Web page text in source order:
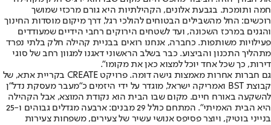
חמה ותומכת. בגבעת אלונים, הקהילתיות היא גורם מרכזי שמושך
רוכשים: החל מהשבילים הבטוחים להולכי רגל, דרך מיקום מוסדות החינוך
והגנים במרכז השכונה, ועד לשטחים הירוקים רחבי הידיים שמעודדים
פעילויות משותפות. כחברה, אנחנו רואים בבניית קהילה חלק בלתי נפרד
מתהליך התכנון והביצוע. כבר בשלב הראשוני דאגנו למגוון רחב של סוגי
דירות, כך שכל אחד יוכל למצוא כאן את מקומו".
גם חברות אחרות מאמצות גישה דומה. פרויקט CREATE בקריית אתא, של
קבוצת BST ואמריקה ישראל, מוגדר על ידי היזמים כ"מעבר מעסקת נדל"ן
להשקעה באורח חיים. מקום שבו הבית הוא נקודת המוצא, אבל הקהילה
היא הבית האמיתי". המתחם כולל 29 מבנים: ארבעה מגדלים גבוהים ו-25
בנייני בוטיק, ויוצר פסיפס אנושי עשיר של צעירים, משפחות צעירות